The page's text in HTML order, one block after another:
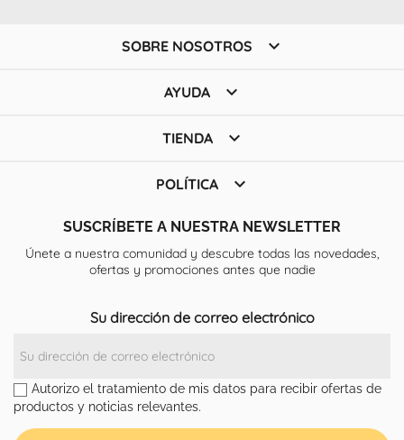
SOBRE NOSOTROS 
AYUDA 
TIENDA 
POLÍTICA 
SUSCRÍBETE A NUESTRA NEWSLETTER
Únete a nuestra comunidad y descubre todas las novedades,
ofertas y promociones antes que nadie
Su dirección de correo electrónico
Autorizo el tratamiento de mis datos para recibir ofertas de
productos y noticias relevantes.